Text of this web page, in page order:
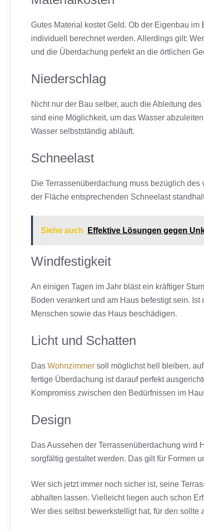
Gutes Material kostet Geld. Ob der Eigenbau
individuell berechnet werden. Allerdings gilt:
und die Überdachung perfekt an die örtlichen
Niederschlag
Nicht nur der Bau selber, auch die Ableitung
sind eine Möglichkeit, um das Wasser
Wasser selbstständig abläuft.
Schneelast
Die Terrassenüberdachung muss bezüglich
der Fläche entsprechenden Schneelast
Siehe auch Effektive Lösungen gegen
Windfestigkeit
An einigen Tagen im Jahr bläst ein kräftiger
Boden verankert und am Haus befestigt sein.
Menschen sowie das Haus beschädigen.
Licht und Schatten
Das Wohnzimmer soll möglichst hell bleiben,
fertige Überdachung ist darauf perfekt
Kompromiss zwischen den Bedürfnissen im
Design
Das Aussehen der Terrassenüberdachung wird
sorgfältig gestaltet werden. Das gilt für Formen
Wer sich jetzt immer noch sicher ist, seine
abhalten lassen. Vielleicht liegen auch schon
Wer dies selbst bewerkstelligt hat, für den